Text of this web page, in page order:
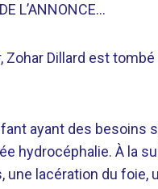
L’ANNONCE…
Zohar Dillard est
ayant des besoins
hydrocéphalie. À la
une lacération du